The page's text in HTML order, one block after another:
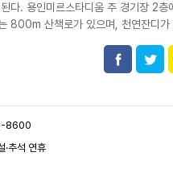
다. 용인미르스타디움 주 경기장 2층
800m 산책로가 있으며, 천연잔디가
8600
·추석 연휴